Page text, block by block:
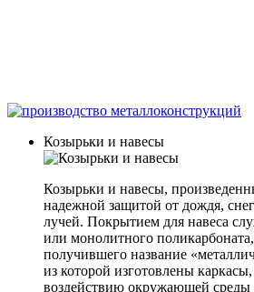
Козырьки и навесы
Козырьки и навесы,
надежной защитой от дождя,
лучей. Покрытием для навеса
или монолитного
получившего название
из которой изготовлены
воздействию окружающей среды